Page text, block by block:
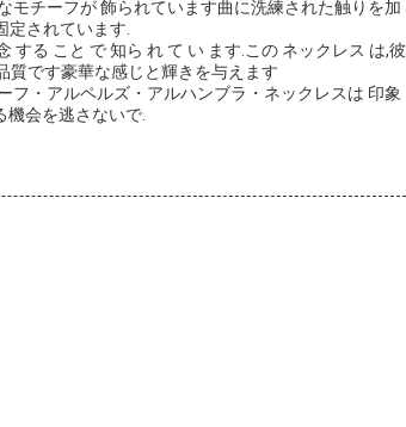
モチーフが 飾られています曲に洗練された触りを加
されています.
する こと で 知ら れ て い ます.この ネックレス は,彼
質です豪華な感じと輝きを与えます
フ・アルペルズ・アルハンブラ・ネックレスは 印象
会を逃さないで.